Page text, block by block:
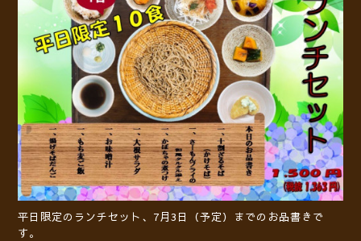
平日限定のランチセット、7月3日（予定）までのお品書きで
す。